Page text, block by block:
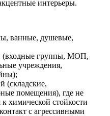
интерьеры.
ванные, душевые,
(входные группы, МОП,
учреждения,
помещения), где не
химической стойкости
с агрессивными